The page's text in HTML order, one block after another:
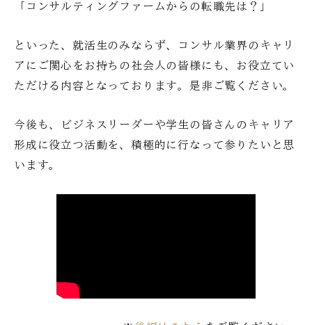
「コンサルティングファームからの転職先は？」
といった、就活生のみならず、コンサル業界のキャリ
アにご関心をお持ちの社会人の皆様にも、お役立てい
ただける内容となっております。是非ご覧ください。
今後も、ビジネスリーダーや学生の皆さんのキャリア
形成に役立つ活動を、積極的に行なって参りたいと思
います。